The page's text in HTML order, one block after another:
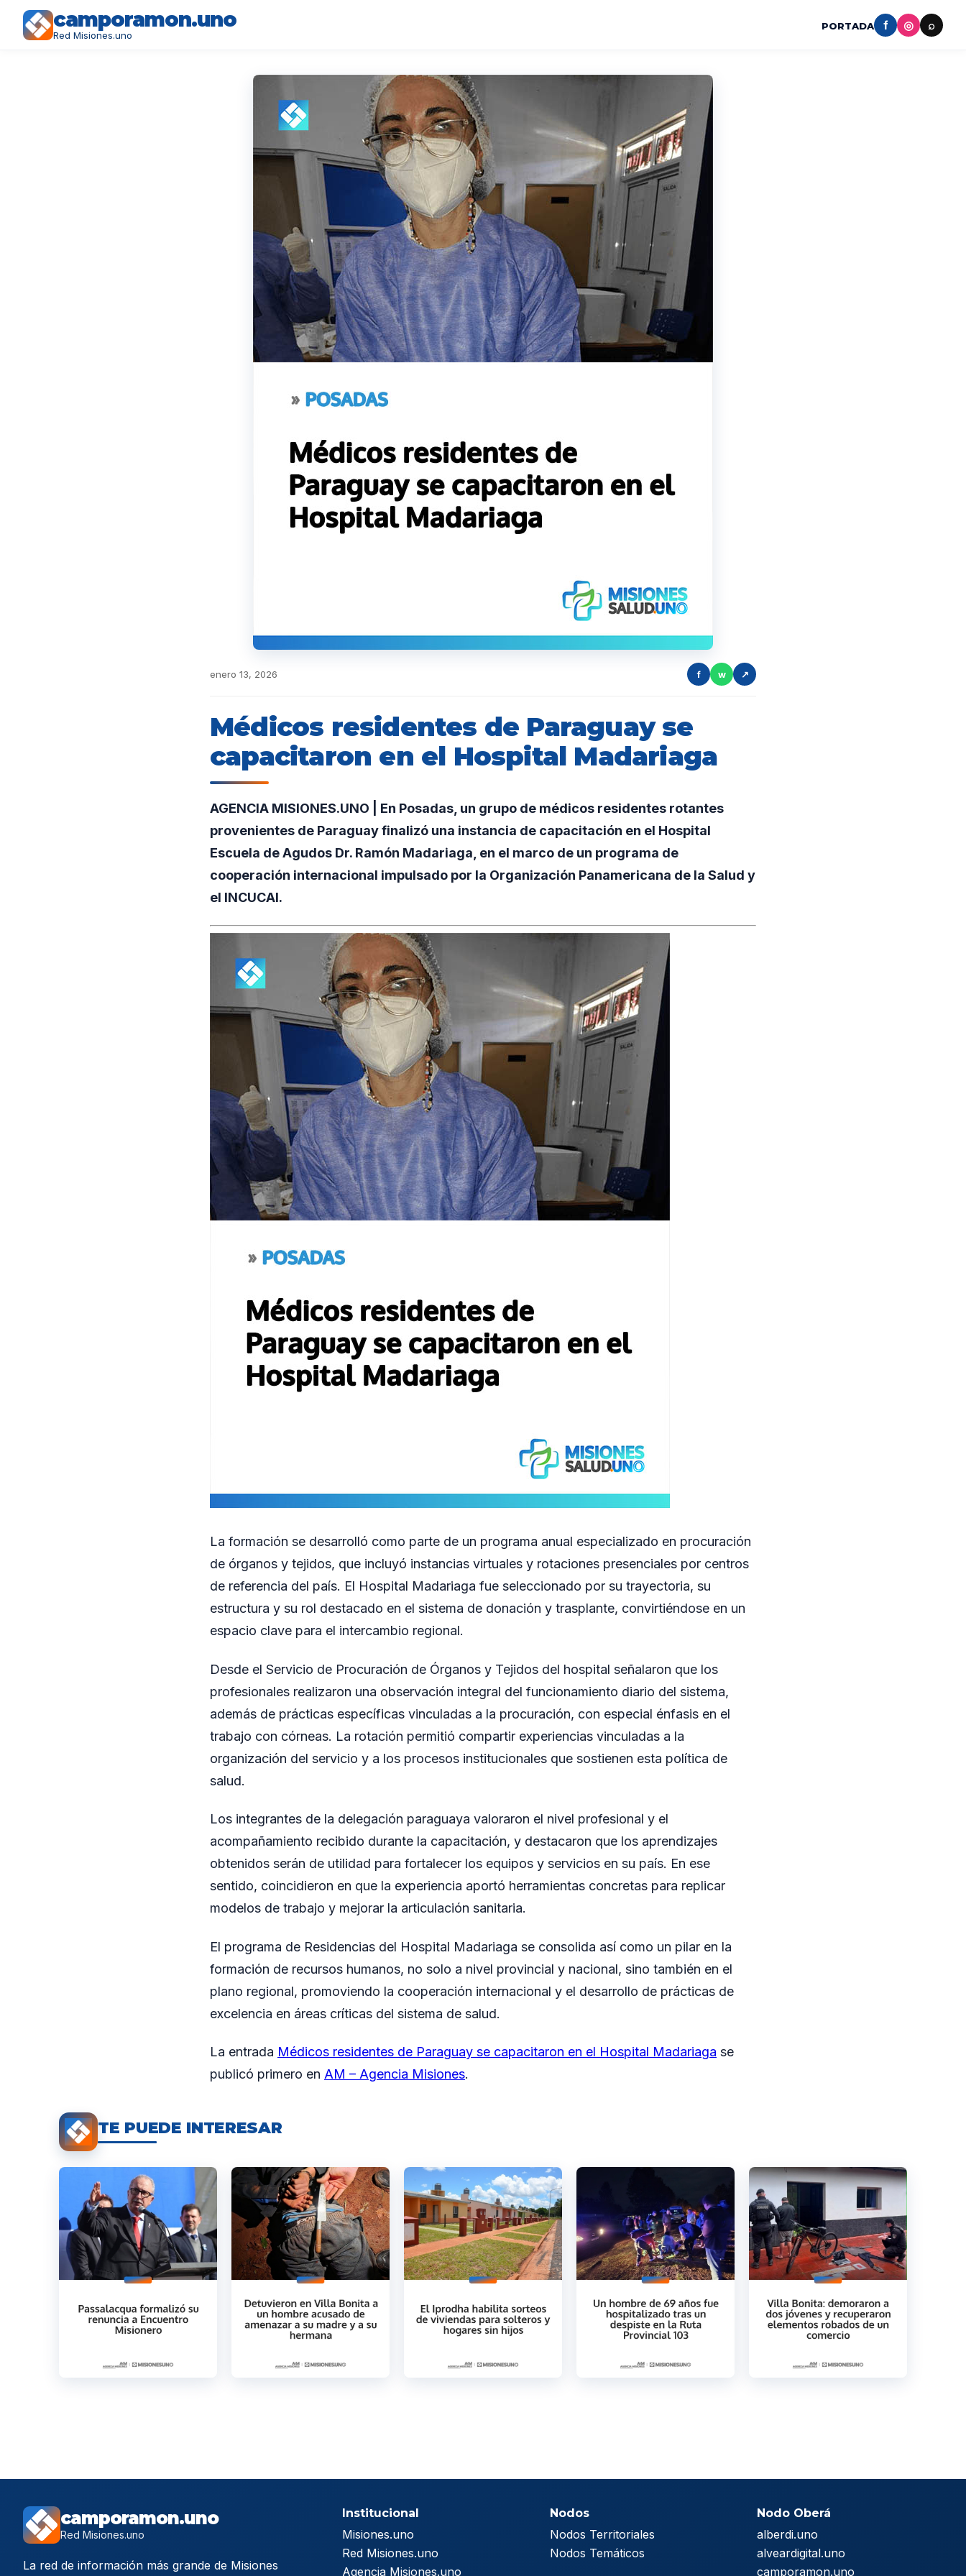
camporamon.uno
Red Misiones.uno
PORTADA f ◎ ⌕
enero 13, 2026 f w ↗
Médicos residentes de Paraguay se
capacitaron en el Hospital Madariaga
AGENCIA MISIONES.UNO | En Posadas, un grupo de médicos residentes rotantes
provenientes de Paraguay finalizó una instancia de capacitación en el Hospital
Escuela de Agudos Dr. Ramón Madariaga, en el marco de un programa de
cooperación internacional impulsado por la Organización Panamericana de la Salud y
el INCUCAI.
La formación se desarrolló como parte de un programa anual especializado en procuración
de órganos y tejidos, que incluyó instancias virtuales y rotaciones presenciales por centros
de referencia del país. El Hospital Madariaga fue seleccionado por su trayectoria, su
estructura y su rol destacado en el sistema de donación y trasplante, convirtiéndose en un
espacio clave para el intercambio regional.
Desde el Servicio de Procuración de Órganos y Tejidos del hospital señalaron que los
profesionales realizaron una observación integral del funcionamiento diario del sistema,
además de prácticas específicas vinculadas a la procuración, con especial énfasis en el
trabajo con córneas. La rotación permitió compartir experiencias vinculadas a la
organización del servicio y a los procesos institucionales que sostienen esta política de
salud.
Los integrantes de la delegación paraguaya valoraron el nivel profesional y el
acompañamiento recibido durante la capacitación, y destacaron que los aprendizajes
obtenidos serán de utilidad para fortalecer los equipos y servicios en su país. En ese
sentido, coincidieron en que la experiencia aportó herramientas concretas para replicar
modelos de trabajo y mejorar la articulación sanitaria.
El programa de Residencias del Hospital Madariaga se consolida así como un pilar en la
formación de recursos humanos, no solo a nivel provincial y nacional, sino también en el
plano regional, promoviendo la cooperación internacional y el desarrollo de prácticas de
excelencia en áreas críticas del sistema de salud.
La entrada Médicos residentes de Paraguay se capacitaron en el Hospital Madariaga se
publicó primero en AM – Agencia Misiones.
TE PUEDE INTERESAR
camporamon.uno
Red Misiones.uno
La red de información más grande de Misiones
Institucional
Misiones.uno
Red Misiones.uno
Agencia Misiones.uno
Nodos
Nodos Territoriales
Nodos Temáticos
Nodo Oberá
alberdi.uno
alveardigital.uno
camporamon.uno